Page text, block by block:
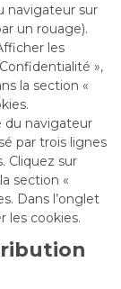
navigateur sur
un rouage).
les
»,
la section «
du navigateur
par trois lignes
Cliquez sur
section «
Dans l’onglet
les cookies.